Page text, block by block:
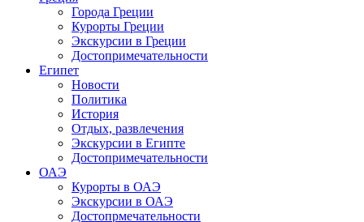
Города Греции
Курорты Греции
Экскурсии в Греции
Достопримечательности
Египет
Новости
Политика
История
Отдых, развлечения
Экскурсии в Египте
Достопримечательности
ОАЭ
Курорты в ОАЭ
Экскурсии в ОАЭ
Достопрмечательности